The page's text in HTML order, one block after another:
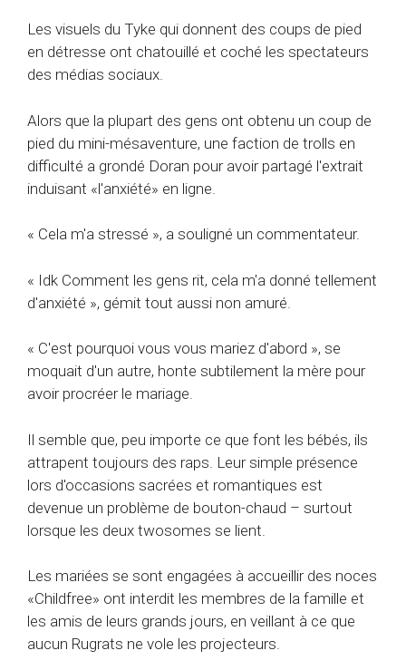
Les visuels du Tyke qui donnent des coups de pied
en détresse ont chatouillé et coché les spectateurs
des médias sociaux.
Alors que la plupart des gens ont obtenu un coup de
pied du mini-mésaventure, une faction de trolls en
difficulté a grondé Doran pour avoir partagé l'extrait
induisant «l'anxiété» en ligne.
« Cela m'a stressé », a souligné un commentateur.
« Idk Comment les gens rit, cela m'a donné tellement
d'anxiété », gémit tout aussi non amuré.
« C'est pourquoi vous vous mariez d'abord », se
moquait d'un autre, honte subtilement la mère pour
avoir procréer le mariage.
Il semble que, peu importe ce que font les bébés, ils
attrapent toujours des raps. Leur simple présence
lors d'occasions sacrées et romantiques est
devenue un problème de bouton-chaud – surtout
lorsque les deux twosomes se lient.
Les mariées se sont engagées à accueillir des noces
«Childfree» ont interdit les membres de la famille et
les amis de leurs grands jours, en veillant à ce que
aucun Rugrats ne vole les projecteurs.